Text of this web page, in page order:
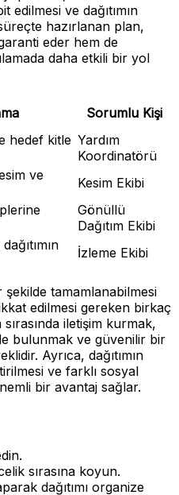
edilmesi ve dağıtımın
hazırlanan plan,
eder hem de
daha etkili bir yol
Sorumlu Kişi
hedef kitle Yardım
Koordinatörü
ve
Kesim Ekibi
Gönüllü
Dağıtım Ekibi
İzleme Ekibi
şekilde tamamlanabilmesi
edilmesi gereken birkaç
iletişim kurmak,
bulunmak ve güvenilir bir
Ayrıca, dağıtımın
ve farklı sosyal
bir avantaj sağlar.
sırasına koyun.
dağıtımı organize